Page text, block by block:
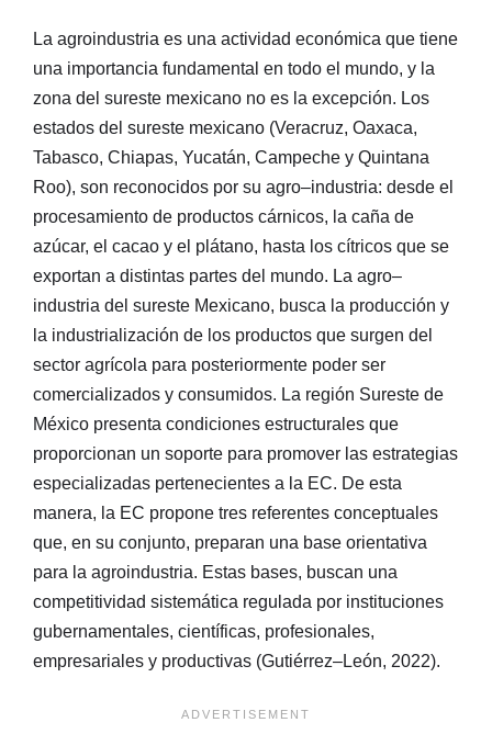
La agroindustria es una actividad económica que tiene
una importancia fundamental en todo el mundo, y la
zona del sureste mexicano no es la excepción. Los
estados del sureste mexicano (Veracruz, Oaxaca,
Tabasco, Chiapas, Yucatán, Campeche y Quintana
Roo), son reconocidos por su agro–industria: desde el
procesamiento de productos cárnicos, la caña de
azúcar, el cacao y el plátano, hasta los cítricos que se
exportan a distintas partes del mundo. La agro–
industria del sureste Mexicano, busca la producción y
la industrialización de los productos que surgen del
sector agrícola para posteriormente poder ser
comercializados y consumidos. La región Sureste de
México presenta condiciones estructurales que
proporcionan un soporte para promover las estrategias
especializadas pertenecientes a la EC. De esta
manera, la EC propone tres referentes conceptuales
que, en su conjunto, preparan una base orientativa
para la agroindustria. Estas bases, buscan una
competitividad sistemática regulada por instituciones
gubernamentales, científicas, profesionales,
empresariales y productivas (Gutiérrez–León, 2022).